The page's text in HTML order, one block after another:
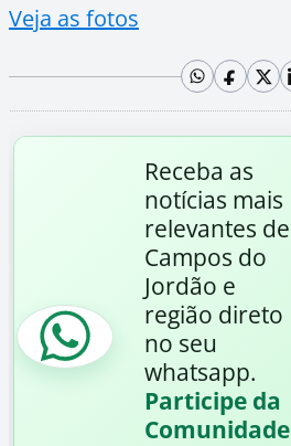
Veja as fotos
Receba as
notícias mais
relevantes de
Campos do
Jordão e
região direto
no seu
whatsapp.
Participe da
Comunidade